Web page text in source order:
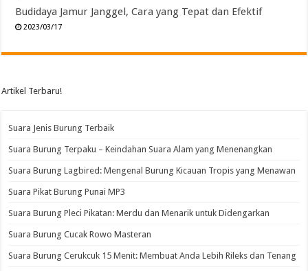
Budidaya Jamur Janggel, Cara yang Tepat dan Efektif
2023/03/17
Artikel Terbaru!
Suara Jenis Burung Terbaik
Suara Burung Terpaku – Keindahan Suara Alam yang Menenangkan
Suara Burung Lagbired: Mengenal Burung Kicauan Tropis yang Menawan
Suara Pikat Burung Punai MP3
Suara Burung Pleci Pikatan: Merdu dan Menarik untuk Didengarkan
Suara Burung Cucak Rowo Masteran
Suara Burung Cerukcuk 15 Menit: Membuat Anda Lebih Rileks dan Tenang